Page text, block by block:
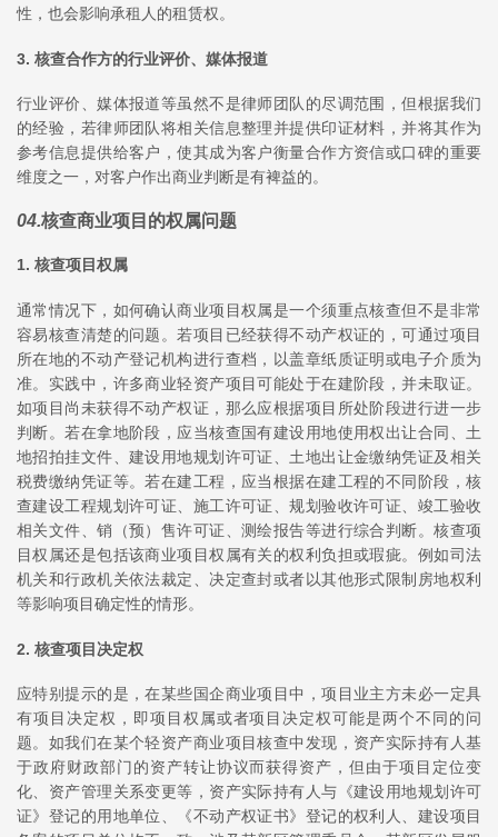
性，也会影响承租人的租赁权。
3. 核查合作方的行业评价、媒体报道
行业评价、媒体报道等虽然不是律师团队的尽调范围，但根据我们
的经验，若律师团队将相关信息整理并提供印证材料，并将其作为
参考信息提供给客户，使其成为客户衡量合作方资信或口碑的重要
维度之一，对客户作出商业判断是有裨益的。
04.核查商业项目的权属问题
1. 核查项目权属
通常情况下，如何确认商业项目权属是一个须重点核查但不是非常
容易核查清楚的问题。若项目已经获得不动产权证的，可通过项目
所在地的不动产登记机构进行查档，以盖章纸质证明或电子介质为
准。实践中，许多商业轻资产项目可能处于在建阶段，并未取证。
如项目尚未获得不动产权证，那么应根据项目所处阶段进行进一步
判断。若在拿地阶段，应当核查国有建设用地使用权出让合同、土
地招拍挂文件、建设用地规划许可证、土地出让金缴纳凭证及相关
税费缴纳凭证等。若在建工程，应当根据在建工程的不同阶段，核
查建设工程规划许可证、施工许可证、规划验收许可证、竣工验收
相关文件、销（预）售许可证、测绘报告等进行综合判断。核查项
目权属还是包括该商业项目权属有关的权利负担或瑕疵。例如司法
机关和行政机关依法裁定、决定查封或者以其他形式限制房地权利
等影响项目确定性的情形。
2. 核查项目决定权
应特别提示的是，在某些国企商业项目中，项目业主方未必一定具
有项目决定权，即项目权属或者项目决定权可能是两个不同的问
题。如我们在某个轻资产商业项目核查中发现，资产实际持有人基
于政府财政部门的资产转让协议而获得资产，但由于项目定位变
化、资产管理关系变更等，资产实际持有人与《建设用地规划许可
证》登记的用地单位、《不动产权证书》登记的权利人、建设项目